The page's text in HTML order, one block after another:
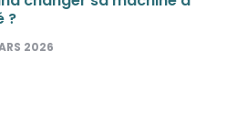
?
2026